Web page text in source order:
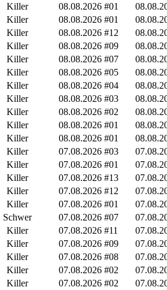
Killer 08.08.2026 #01
Killer 08.08.2026 #01
Killer 08.08.2026 #12
Killer 08.08.2026 #09
Killer 08.08.2026 #07
Killer 08.08.2026 #05
Killer 08.08.2026 #04
Killer 08.08.2026 #03
Killer 08.08.2026 #02
Killer 08.08.2026 #01
Killer 08.08.2026 #01
Killer 07.08.2026 #03
Killer 07.08.2026 #01
Killer 07.08.2026 #13
Killer 07.08.2026 #12
Killer 07.08.2026 #01
Schwer 07.08.2026 #07
Killer 07.08.2026 #11
Killer 07.08.2026 #09
Killer 07.08.2026 #08
Killer 07.08.2026 #02
Killer 07.08.2026 #02